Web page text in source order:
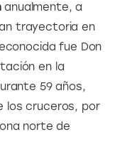
anualmente, a
trayectoria en
fue Don
en la
59 años,
los cruceros, por
norte de